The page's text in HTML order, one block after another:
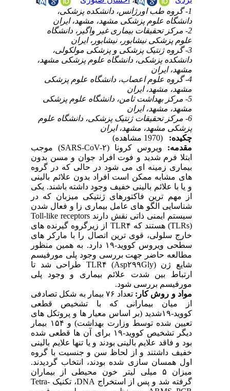
1- گروه طب اورژانس، دانشکده پزشکی،
دانشگاه علوم پزشکی مشهد، مشهد، ایران
2- مرکز تحقیقات بیماری غیر واگیر، دانشگاه
علوم پزشکی نیشابور، نیشابور، ایران
3- گروه ژنتیک پزشکی و پزشکی مولکولی،
دانشکده پزشکی، دانشگاه علوم پزشکی مشهد،
مشهد، ایران
4- گروه علوم اعصاب، دانشگاه علوم پزشکی
مشهد، مشهد، ایران
5- مرکز بهداشت ثامن، دانشگاه علوم پزشکی
مشهد، مشهد، ایران
6- مرکز تحقیقات ژنتیک پزشکی، دانشگاه علوم
پزشکی مشهد، مشهد، ایران
چکیده:
مقدمه:
ویروس کرونا (SARS-CoV-۲) موجب
ابتلا فرم شدید و فوت افراد جوان و مسن بدون
بیماری زمینه ای می شود در حالی که در گروه
های مشابه ممکن است افراد بدون علائم بالینی
و یا با علائم بالینی خفیف وجود داشته باشند. یکی
از مهم ترین فاکتورهای ژنتیکی میزبان که در
شناسایی الگو های عامل بیماری زا و فعال شدن
سیستم ایمنی ذاتی نقش دارند Toll-like receptors
(TLRs) هستند که TLR۴ از زیرگروه گیرنده های
خارج سلولی، قوی ترین اتصال را با مارکر های
سطحی ویروس کووید-۱۹ دارد. به همین منظور
مطالعه حاضر جهت بررسی وجود پلی مورفیسم
شایع ژن TLR۴ (Asp۲۹۹Gly) طراحی شد تا
ارتباط بین شدت علائم بیماری و وجود پلی
مورفیسم بررسی شود.
مواد و روش کار:
تعداد ۷۶ بیمار به شکل تصادفی
از میان بیمارانی که با تشخیص قطعی
کووید-۱۹شدید (بر اساس معیار ها و پروتکل های
تعیین شده توسط وزارت بهداشت) و ۱۵۴ بیمار
دیگر تشخیص کووید-۱۹ برای آن ها قطعی شده
بود و فاقد علایم بالینی بودند و یا تنها علایم بالینی
خفیف داشتند و از لحاظ سن و جنسیت با گروه
اول همسان سازی شده بودند، انتخاب گردیدند.
میزان ۵ میلی لیتر خون محیطی از بیماران
گرفته شد و پس از استخراج DNA، تکنیک Tetra-